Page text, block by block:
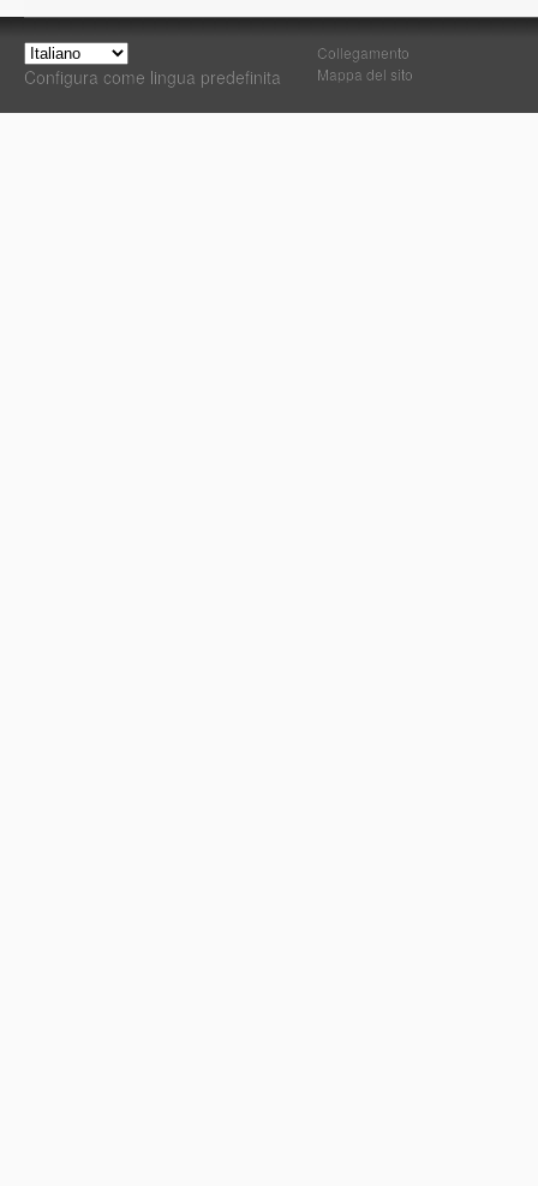
Configura come lingua predefinita
Collegamento
Mappa del sito